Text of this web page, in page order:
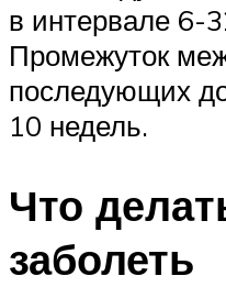
в интервале 6-
Промежуток
последующих
10 недель.
Что
заболеть